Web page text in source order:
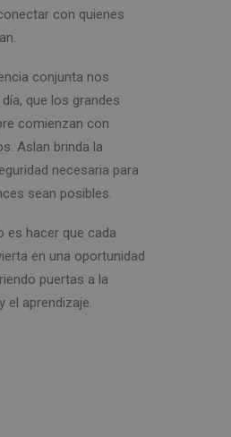
con quienes
conjunta nos
que los grandes
comienzan con
Aslan brinda la
necesaria para
sean posibles.
es hacer que cada
en una oportunidad
puertas a la
el aprendizaje.